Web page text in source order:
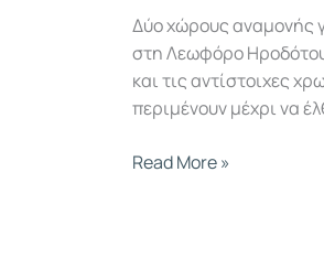
Δύο χώρους αναμονής
στη Λεωφόρο
και τις αντίστοιχες
περιμένουν μέχρι να
Read More »